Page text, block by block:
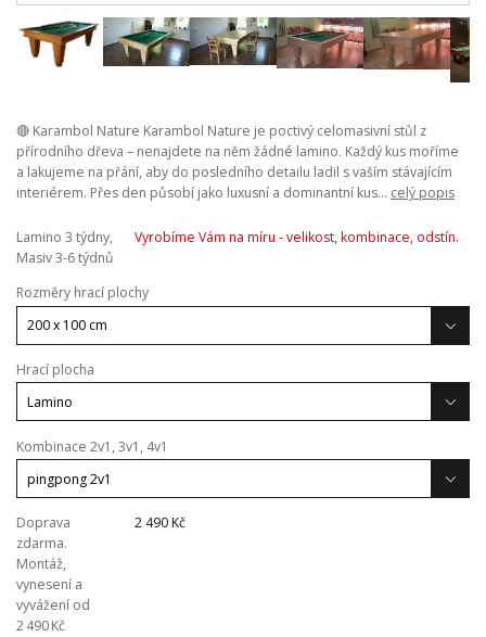
🔴 Karambol Nature Karambol Nature je poctivý celomasivní stůl z
přírodního dřeva – nenajdete na něm žádné lamino. Každý kus moříme
a lakujeme na přání, aby do posledního detailu ladil s vaším stávajícím
interiérem. Přes den působí jako luxusní a dominantní kus... celý popis
Lamino 3 týdny,
Masiv 3-6 týdnů
Vyrobíme Vám na míru - velikost, kombinace, odstín.
Rozměry hrací plochy
Hrací plocha
Kombinace 2v1, 3v1, 4v1
Doprava
zdarma.
Montáž,
vynesení a
vyvážení od
2 490 Kč
2 490 Kč